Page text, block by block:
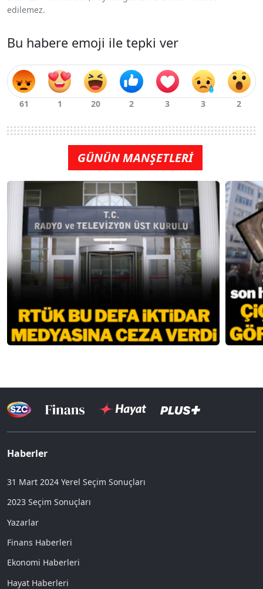
edilemez.
Bu habere emoji ile tepki ver
GÜNÜN MANŞETLERİ
Haberler
31 Mart 2024 Yerel Seçim Sonuçları
2023 Seçim Sonuçları
Yazarlar
Finans Haberleri
Ekonomi Haberleri
Hayat Haberleri